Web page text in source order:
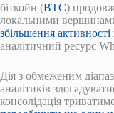
біткойн (BTC)
локальними
збільшення активності
аналітичний ресурс
Дія з обмеженим
аналітиків
консолідація